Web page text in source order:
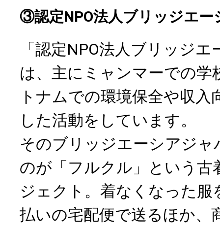
③認定NPO法人ブリッジエー
「認定NPO法人ブリッジ
は、主にミャンマーでの学
トナムでの環境保全や収入
した活動をしています。
そのブリッジエーシアジ
のが「フルクル」という古
ジェクト。着なくなった服
払いの宅配便で送るほか、